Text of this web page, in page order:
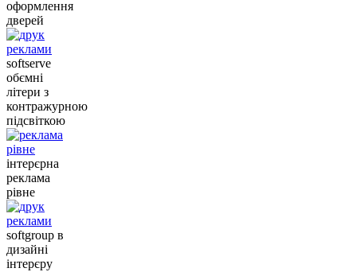
оформлення
дверей
softserve
обємні
літери з
контражурною
підсвіткою
інтерєрна
реклама
рівне
softgroup в
дизайні
інтерєру